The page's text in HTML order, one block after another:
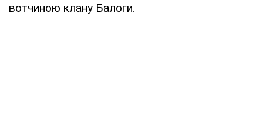
вотчиною клану Балоги.